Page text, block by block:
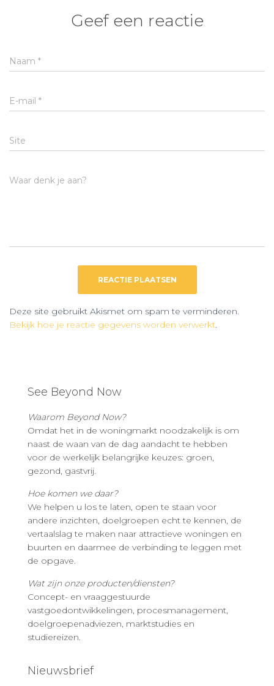
Geef een reactie
Naam *
E-mail *
Site
Waar denk je aan?
Deze site gebruikt Akismet om spam te verminderen.
Bekijk hoe je reactie gegevens worden verwerkt.
See Beyond Now
Waarom Beyond Now?
Omdat het in de woningmarkt noodzakelijk is om
naast de waan van de dag aandacht te hebben
voor de werkelijk belangrijke keuzes: groen,
gezond, gastvrij.
Hoe komen we daar?
We helpen u los te laten, open te staan voor
andere inzichten, doelgroepen echt te kennen, de
vertaalslag te maken naar attractieve woningen en
buurten en daarmee de verbinding te leggen met
de opgave.
Wat zijn onze producten/diensten?
Concept- en vraaggestuurde
vastgoedontwikkelingen, procesmanagement,
doelgroepenadviezen, marktstudies en
studiereizen.
Nieuwsbrief